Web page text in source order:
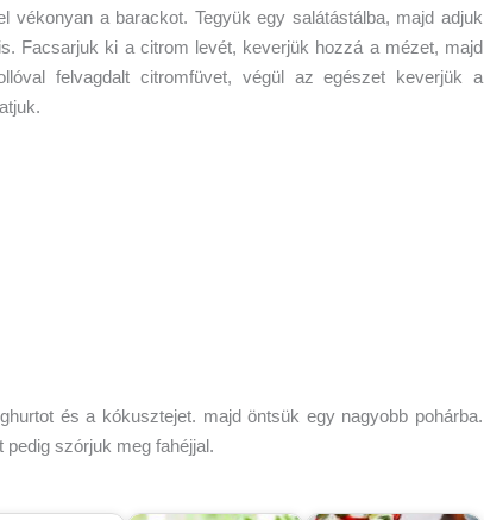
vékonyan a barackot. Tegyük egy salátástálba, majd adjuk
Facsarjuk ki a citrom levét, keverjük hozzá a mézet, majd
felvagdalt citromfüvet, végül az egészet keverjük a
és a kókusztejet. majd öntsük egy nagyobb pohárba.
szórjuk meg fahéjjal.